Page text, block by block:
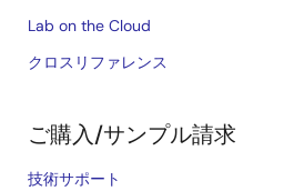
Lab on the Cloud
クロスリファレンス
ご購入/サンプル請求
技術サポート